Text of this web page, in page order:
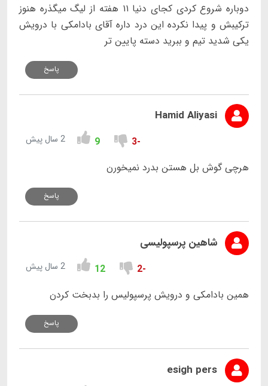
دوباره شروع کردی کجای دنیا ۱۱ هفته از لیگ میگذره هنوز
ترکیبش و پیدا نکرده این درد داره آقای بادامکی با درویش
یکی شدید تیم و ببرید دسته پایین تر
پاسخ
Hamid Aliyasi
-3
9 2 سال پیش
هرچی گوش بل هستن بدرد نمیخورن
پاسخ
شاهین پرسپولیسی
-2
12 2 سال پیش
همین بادامکی و درویش پرسپولیس را بدبخت کردن
پاسخ
esigh pers